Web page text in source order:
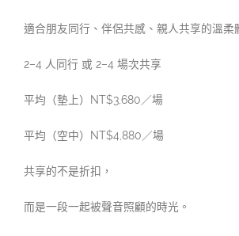
適合朋友同行、伴侶共感、親人共享的溫柔
2–4 人同行 或 2–4 場次共享
平均（墊上）NT$3,680／場
平均（空中）NT$4,880／場
共享的不是折扣，
而是一段一起被聲音照顧的時光。